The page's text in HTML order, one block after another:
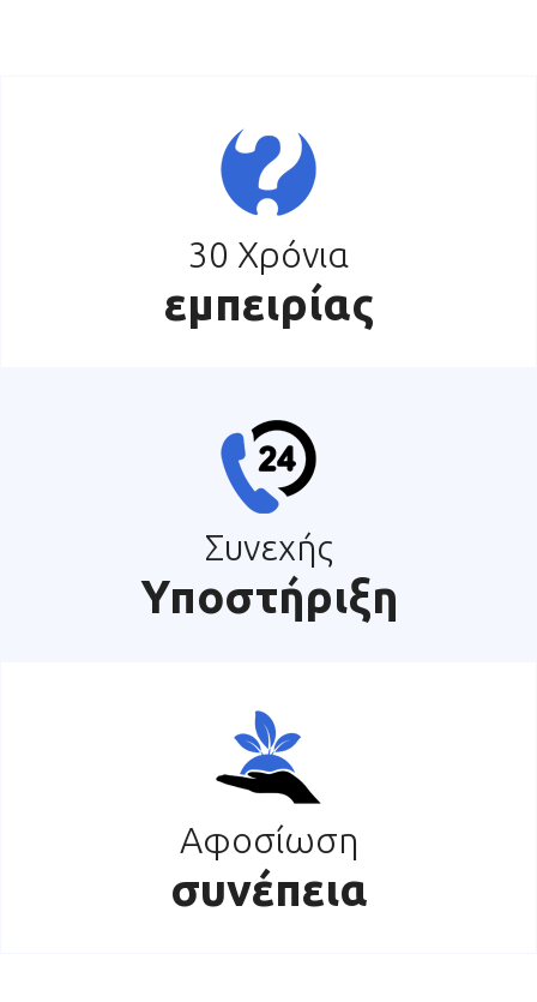
30 Χρόνια
εμπειρίας
Συνεχής
Υποστήριξη
Αφοσίωση
συνέπεια